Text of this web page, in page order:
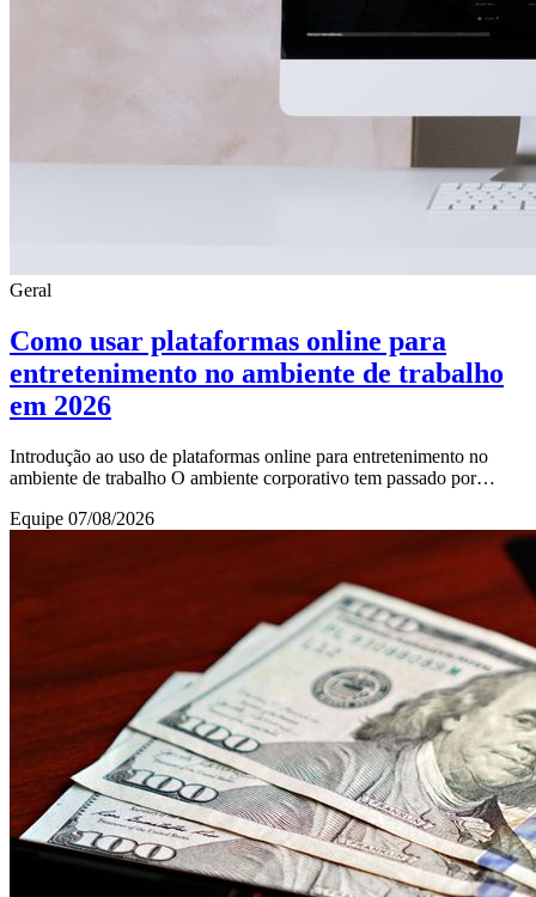
Geral
Como usar plataformas online para
entretenimento no ambiente de trabalho
em 2026
Introdução ao uso de plataformas online para entretenimento no
ambiente de trabalho O ambiente corporativo tem passado por
Equipe 07/08/2026